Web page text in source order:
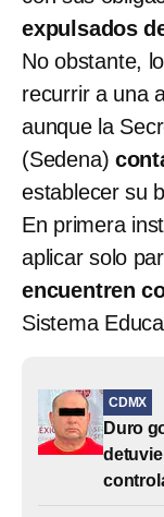
expulsados
No obstante,
recurrir a una
aunque la
(Sedena)
establecer su
En primera
aplicar solo
encuentren
Sistema
CDMX
Duro